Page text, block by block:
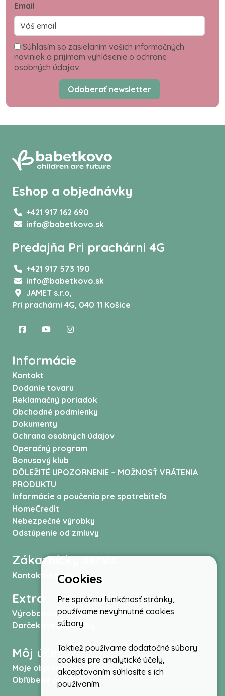
Email
Súhlasím so zasielaním vašich informačných
noviniek a prijímam vyhlásenie o ochrane
osobných údajov.
Odoberať newsletter
Eshop a objednávky
+421 917 162 690
info@babetkovo.sk
Predajňa Pri prachárni 4G
+421 917 573 190
info@babetkovo.sk
JAMET s.r.o,
Pri prachárni 4G, 040 11 Košice
Informácie
Kontakt
Dodanie tovaru
Reklamačný poriadok
Obchodné podmienky
Dokumenty
Ochrana osobných údajov
Operačný program
Bonusový klub
DÔLEŽITÉ UPOZORNENIE – MOŽNOSŤ VRÁTENIA
PRODUKTU
Informácie a poučenia pre spotrebiteľa
HomeCredit
Nebezpečné výrobky
Odstúpenie od zmluvy
Zákaznícky servis
Kontaktujte nás
Extra
Výrobcovia
Darčekové poukážky
Môj účet
Moje objednávky
Obľúbené produkty
Cookies
Pre správnu funkčnosť stránky,
používame nevyhnutné cookies
súbory.
Taktiež používame dodatočné súbory
cookies pre analytické účely,
akceptovaním súhlasíte s ich
používaním.